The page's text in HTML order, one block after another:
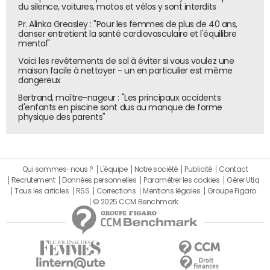
liées à des critiques du gouvernement ou à des soutiens
des manifestations en Ukraine. En Allemagne, enfin,
Twitter a accepté de supprimer les contenus, souvent
discriminatoires ou incitant à la haine, dans 37% des cas.
du silence, voitures, motos et vélos y sont interdits
Pr. Alinka Greasley : "Pour les femmes de plus de 40 ans,
danser entretient la santé cardiovasculaire et l'équilibre
mental"
Voici les revêtements de sol à éviter si vous voulez une
maison facile à nettoyer - un en particulier est même
dangereux
Bertrand, maître-nageur : "Les principaux accidents
d'enfants en piscine sont dus au manque de forme
physique des parents"
Qui sommes-nous ? L'équipe Notre société Publicité
Contact
Recrutement
Données personnelles Paramétrer les cookies
Gérer Utiq
Tous les articles
RSS Corrections Mentions légales
Groupe Figaro
© 2025 CCM Benchmark